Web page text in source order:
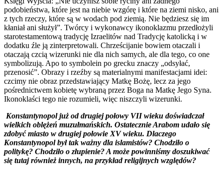
podobieństwa, które jest na niebie wzgórę i które na ziemi nisko, ani
z tych rzeczy, które są w wodach pod ziemią. Nie będziesz się im
kłaniał ani służył”. Twórcy i wykonawcy ikonoklazmu przedłożyli
starotestamentową tradycję Izraelitów nad Tradycję katolicką i w
dodatku źle ją zinterpretowali. Chrześcijanie bowiem otaczali i
otaczają czcią wizerunki nie dla nich samych, ale dla tego, co one
symbolizują. Apo to symbolein po grecku znaczy „odsyłać,
przenosić”. Obrazy i rzeźby są materialnymi manifestacjami idei:
czcimy nie obraz przedstawiający Matkę Bożę, lecz za jego
pośrednictwem kobietę wybraną przez Boga na Matkę Jego Syna.
Ikonoklaści tego nie rozumieli, więc niszczyli wizerunki.
Konstantynopol już od drugiej połowy VII wieku doświadczał
wielkich oblężeń muzułmańskich. Ostatecznie Arabom udało się
zdobyć miasto w drugiej połowie XV wieku. Dlaczego
Konstantynopol był tak ważny dla islamistów? Chodziło o
politykę? Chodziło o złupienie? A może powinniśmy doszukiwać
się tutaj również innych, na przykład religijnych względów?